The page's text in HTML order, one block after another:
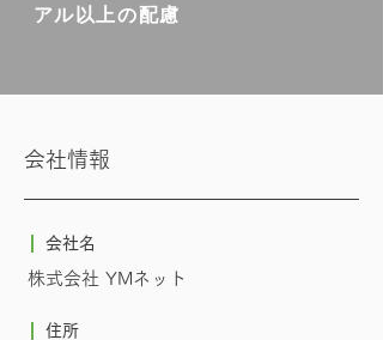
アル以上の配慮
会社情報
会社名
株式会社 YMネット
住所